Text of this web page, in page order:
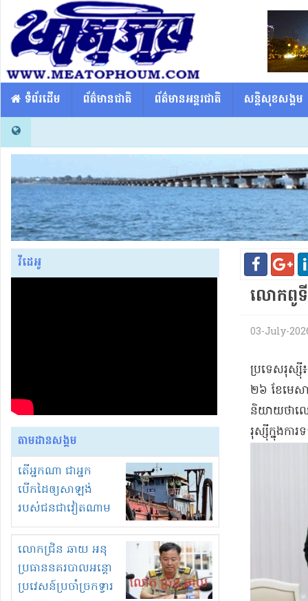
​​ ទំព័រដើម ព័ត៌មានជាតិ ព័ត៌មានអន្តរជាតិ សន្តិសុខសង្គម
វីដេអូ
តាមដានសង្គម
តើអ្នកណា ជាអ្នក
បើកដៃឲ្យសាឡង់
របស់ជនជាវៀតណាម
ចូល មកខុស
ច្បាប់លួចបូមខ្សាច់នៅ
ក្នុងប្រទេសកម្ពុជា
លោកជ្រិន ឆាយ អនុ
ប្រធាននគរបាលអន្តោ
ប្រវេសន៍ប្រចាំច្រកទ្វារ
លោកពូ​ទី
03-July-
ប្រទេស​រុស្ស៊ី​
២៦ ខែមេស
និយាយថា​ល
រុស្ស៊ី​ក្នុងកា